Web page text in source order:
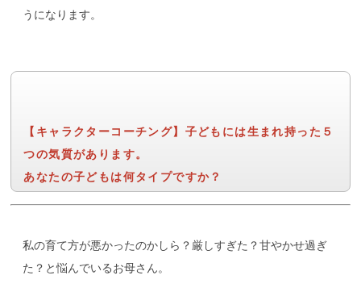
うになります。
【キャラクターコーチング】子どもには生まれ持った５
つの気質があります。
あなたの子どもは何タイプですか？
私の育て方が悪かったのかしら？厳しすぎた？甘やかせ過ぎ
た？と悩んでいるお母さん。